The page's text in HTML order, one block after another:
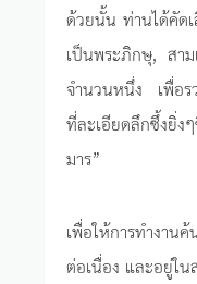
ด้วยนั้น ท่านได้คัด
เป็นพระภิกษุ, สา
จำนวนหนึ่ง เพื่อร
ที่ละเอียดลึกซึ้งยิ่ง
มาร”
เพื่อให้การทำงาน
ต่อเนื่อง และอยู่ใ